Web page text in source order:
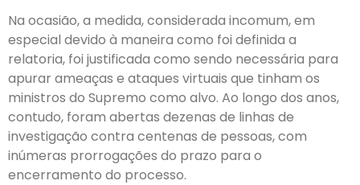
Na ocasião, a medida, considerada incomum, em
especial devido à maneira como foi definida a
relatoria, foi justificada como sendo necessária para
apurar ameaças e ataques virtuais que tinham os
ministros do Supremo como alvo. Ao longo dos anos,
contudo, foram abertas dezenas de linhas de
investigação contra centenas de pessoas, com
inúmeras prorrogações do prazo para o
encerramento do processo.